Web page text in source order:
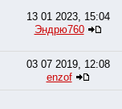
13 01 2023, 15:04
Эндрю760
03 07 2019, 12:08
enzof